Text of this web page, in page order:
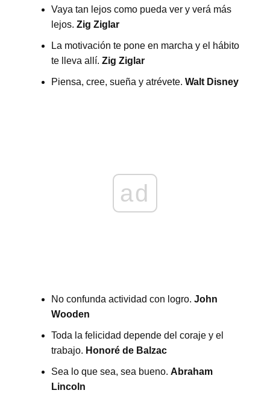
Vaya tan lejos como pueda ver y verá más
lejos. Zig Ziglar
La motivación te pone en marcha y el hábito
te lleva allí. Zig Ziglar
Piensa, cree, sueña y atrévete. Walt Disney
ad
No confunda actividad con logro. John
Wooden
Toda la felicidad depende del coraje y el
trabajo. Honoré de Balzac
Sea lo que sea, sea bueno. Abraham
Lincoln